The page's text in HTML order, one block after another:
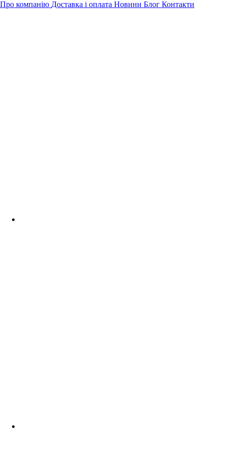
Про компанію Доставка і оплата Новини Блог Контакти